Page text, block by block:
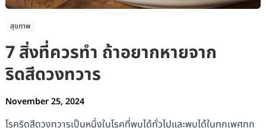
สุขภาพ
7 สิ่งที่ควรทำ ถ้าอยากหายจาก
ริดสีดวงทวาร
November 25, 2024
โรคริดสีดวงทวารเป็นหนึ่งในโรคที่พบได้ทั่วไปและพบได้ในทุกเพศทุก